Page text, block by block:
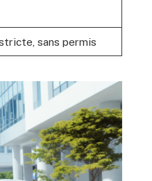
sans permis